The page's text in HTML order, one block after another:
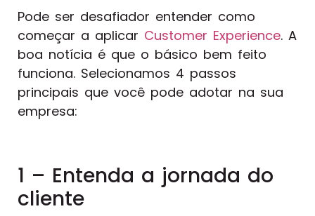
Pode ser desafiador entender como
começar a aplicar Customer Experience. A
boa notícia é que o básico bem feito
funciona. Selecionamos 4 passos
principais que você pode adotar na sua
empresa:
1 – Entenda a jornada do
cliente